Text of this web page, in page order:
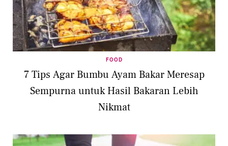
FOOD
7 Tips Agar Bumbu Ayam Bakar Meresap
Sempurna untuk Hasil Bakaran Lebih
Nikmat